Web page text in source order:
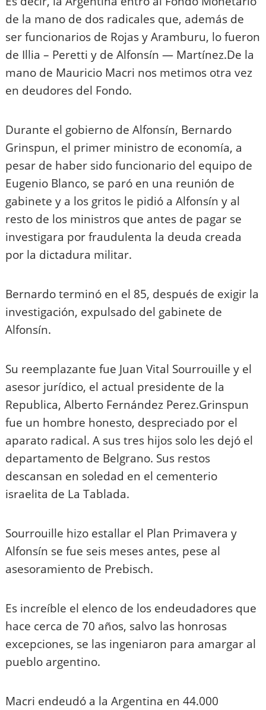
de la mano de dos radicales que, además de
ser funcionarios de Rojas y Aramburu, lo fueron
de Illia – Peretti y de Alfonsín — Martínez.De la
mano de Mauricio Macri nos metimos otra vez
en deudores del Fondo.
Durante el gobierno de Alfonsín, Bernardo
Grinspun, el primer ministro de economía, a
pesar de haber sido funcionario del equipo de
Eugenio Blanco, se paró en una reunión de
gabinete y a los gritos le pidió a Alfonsín y al
resto de los ministros que antes de pagar se
investigara por fraudulenta la deuda creada
por la dictadura militar.
Bernardo terminó en el 85, después de exigir la
investigación, expulsado del gabinete de
Alfonsín.
Su reemplazante fue Juan Vital Sourrouille y el
asesor jurídico, el actual presidente de la
Republica, Alberto Fernández Perez.Grinspun
fue un hombre honesto, despreciado por el
aparato radical. A sus tres hijos solo les dejó el
departamento de Belgrano. Sus restos
descansan en soledad en el cementerio
israelita de La Tablada.
Sourrouille hizo estallar el Plan Primavera y
Alfonsín se fue seis meses antes, pese al
asesoramiento de Prebisch.
Es increíble el elenco de los endeudadores que
hace cerca de 70 años, salvo las honrosas
excepciones, se las ingeniaron para amargar al
pueblo argentino.
Macri endeudó a la Argentina en 44.000